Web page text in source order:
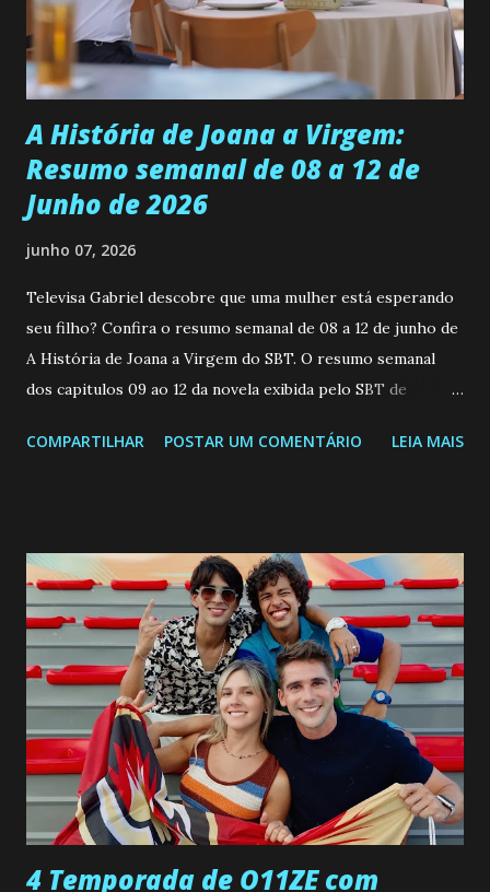
empática. Detesta injustiças e é uma ótima amiga. Pode ser
teimosa e muito persistente quando decide fazer algo.
Durante um exame ginecológico, ela é inseminada por eng...
A História de Joana a Virgem:
Resumo semanal de 08 a 12 de
Junho de 2026
junho 07, 2026
Televisa Gabriel descobre que uma mulher está esperando
seu filho? Confira o resumo semanal de 08 a 12 de junho de
A História de Joana a Virgem do SBT. O resumo semanal
dos capitulos 09 ao 12 da novela exibida pelo SBT de
a Programação Semanal do SBT de 08/06/26 a 14/06/26
confessa a Gabriel que ele demonstrou ser o tipo de
pessoa que ela tanto desejou durante toda a vida. Camila
entra no quarto de Gabriel e imagina como seria o
encontro deles, quando conseguir seduzi-lo. Manuel avisa a
Paula sobre a suposta infidelidade de Gabriel com Joana.
Rogerio consegue se livrar de todas as suspeitas pelo
desaparecimento de Francisco, apontando que ele poderia
ter sido vítima da fúria de Gabriel. Artur informa a Gabriel
que a clínica inseminou por engano outra paciente, que está
...
COMPARTILHAR POSTAR UM COMENTÁRIO LEIA MAIS
4 Temporada de O11ZE com